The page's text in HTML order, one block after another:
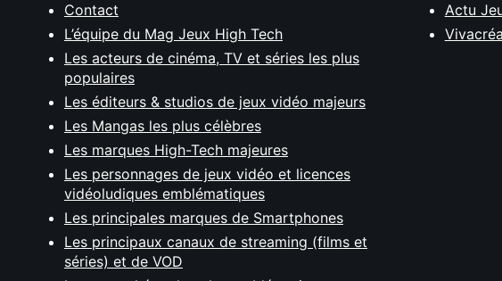
Contact
L’équipe du Mag Jeux High Tech
Les acteurs de cinéma, TV et séries les plus
populaires
Les éditeurs & studios de jeux vidéo majeurs
Les Mangas les plus célèbres
Les marques High-Tech majeures
Les personnages de jeux vidéo et licences
vidéoludiques emblématiques
Les principales marques de Smartphones
Les principaux canaux de streaming (films et
séries) et de VOD
Actu